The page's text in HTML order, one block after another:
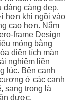
dáng càng đẹp,
hơn khi ngồi vào
cao hơn. Nắm
frame Design
mỏng bằng
diện tích màn
nghiệm liền
lúc. Bên cạnh
ở các cạnh
sang trọng là
được.